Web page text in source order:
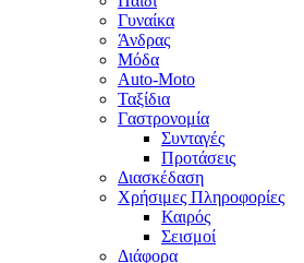
Γυναίκα
Άνδρας
Μόδα
Auto-Moto
Ταξίδια
Γαστρονομία
Συνταγές
Προτάσεις
Διασκέδαση
Χρήσιμες Πληροφορίες
Καιρός
Σεισμοί
Διάφορα